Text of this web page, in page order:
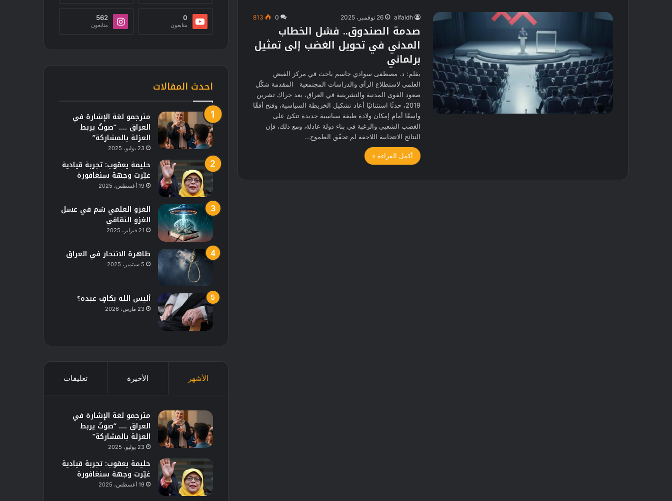
alfaidh 26 نوفمبر، 2025 0
813
صدمة الصندوق.. فشل الخطاب
المدني في تحويل الغضب إلى تمثيل
برلماني
بقلم: د. مصطفى سوادي جاسم باحث في مركز الفيض
العلمي لاستطلاع الرأي والدراسات المجتمعية المقدمة شكّل
صعود القوى المدنية والتشرينية في العراق، بعد حراك تشرين
2019، حدثًا استثنائيًا أعاد تشكيل الخريطة السياسية، وفتح أفقًا
واسعًا أمام إمكان ولادة طبقة سياسية جديدة تتكئ على
الغضب الشعبي والرغبة في بناء دولة عادلة، ومع ذلك، فإن
النتائج الانتخابية اللاحقة لم تحقّق الطموح…
أكمل القراءة »
0
متابعون
562
متابعون
احدث المقالات
مترجمو لغة الإشارة في
العراق …. “صوتٌ يربط
العزلة بالمشاركة”
23 يوليو، 2025
حليمة يعقوب: تجربة قيادية
غيّرت وجهة سنغافورة
19 أغسطس، 2025
الغزو العلمي سُم في عسل
الغزو الثقافي
21 فبراير، 2025
ظاهرة الانتحار في العراق
5 سبتمبر، 2025
أليس الله بكافٍ عبده؟
23 مارس، 2026
الأشهر الأخيرة تعليقات
مترجمو لغة الإشارة في
العراق …. “صوتٌ يربط
العزلة بالمشاركة”
23 يوليو، 2025
حليمة يعقوب: تجربة قيادية
غيّرت وجهة سنغافورة
19 أغسطس، 2025